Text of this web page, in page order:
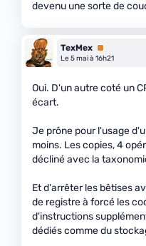
devenu une sorte de
TexMex Premium
Le 5 mai à 16h21
Oui. D'un autre coté un
écart.
Je prône pour l'usage
moins. Les copies, 4
décliné avec la
Et d'arrêter les bêtises
de registre à forcé les
d'instructions
dédiés comme du